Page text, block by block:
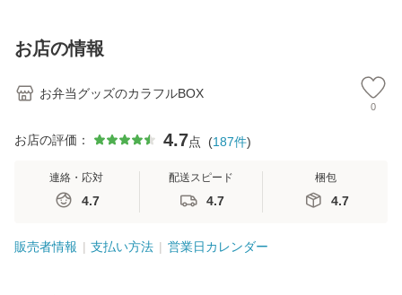
お店の情報
お弁当グッズのカラフルBOX
0
お店の評価： 4.7点 (187件)
連絡・応対
4.7
配送スピード
4.7
梱包
4.7
販売者情報 支払い方法 営業日カレンダー